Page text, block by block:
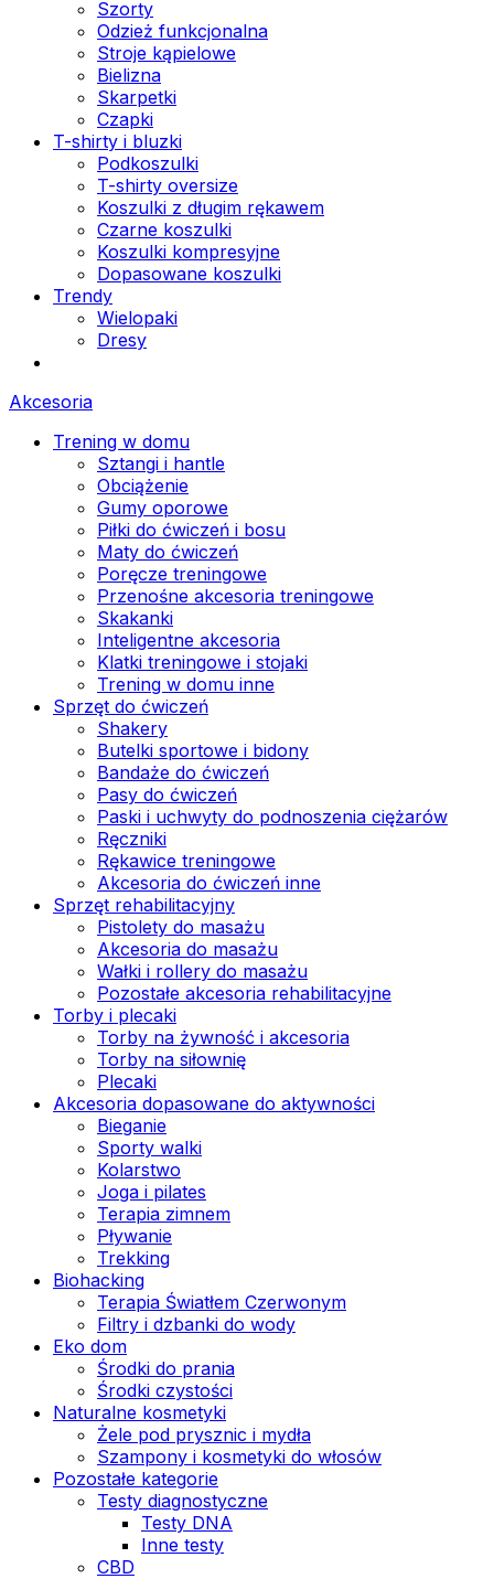
Szorty
Odzież funkcjonalna
Stroje kąpielowe
Bielizna
Skarpetki
Czapki
T-shirty i bluzki
Podkoszulki
T-shirty oversize
Koszulki z długim rękawem
Czarne koszulki
Koszulki kompresyjne
Dopasowane koszulki
Trendy
Wielopaki
Dresy
Akcesoria
Trening w domu
Sztangi i hantle
Obciążenie
Gumy oporowe
Piłki do ćwiczeń i bosu
Maty do ćwiczeń
Poręcze treningowe
Przenośne akcesoria treningowe
Skakanki
Inteligentne akcesoria
Klatki treningowe i stojaki
Trening w domu inne
Sprzęt do ćwiczeń
Shakery
Butelki sportowe i bidony
Bandaże do ćwiczeń
Pasy do ćwiczeń
Paski i uchwyty do podnoszenia ciężarów
Ręczniki
Rękawice treningowe
Akcesoria do ćwiczeń inne
Sprzęt rehabilitacyjny
Pistolety do masażu
Akcesoria do masażu
Wałki i rollery do masażu
Pozostałe akcesoria rehabilitacyjne
Torby i plecaki
Torby na żywność i akcesoria
Torby na siłownię
Plecaki
Akcesoria dopasowane do aktywności
Bieganie
Sporty walki
Kolarstwo
Joga i pilates
Terapia zimnem
Pływanie
Trekking
Biohacking
Terapia Światłem Czerwonym
Filtry i dzbanki do wody
Eko dom
Środki do prania
Środki czystości
Naturalne kosmetyki
Żele pod prysznic i mydła
Szampony i kosmetyki do włosów
Pozostałe kategorie
Testy diagnostyczne
Testy DNA
Inne testy
CBD